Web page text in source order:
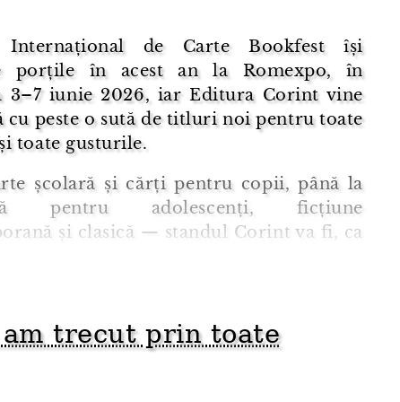
Internațional de Carte Bookfest își
porțile în acest an la Romexpo, în
3–7 iunie 2026, iar Editura Corint vine
cu peste o sută de titluri noi pentru toate
toate gusturile.
școlară și cărți pentru copii, până la
pentru adolescenți, ficțiune
și clasică — standul Corint va fi, ca
trecut prin toate